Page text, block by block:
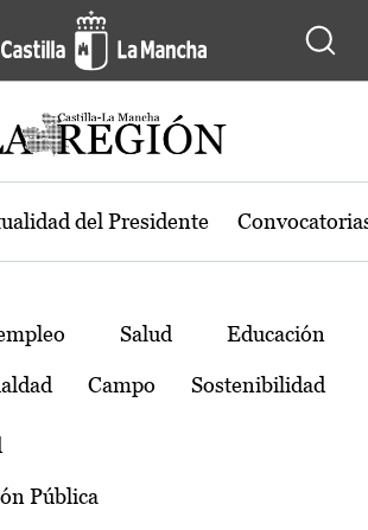
región de Castilla-La
del Presidente
Salud Educación
Campo Sostenibilidad
Pública